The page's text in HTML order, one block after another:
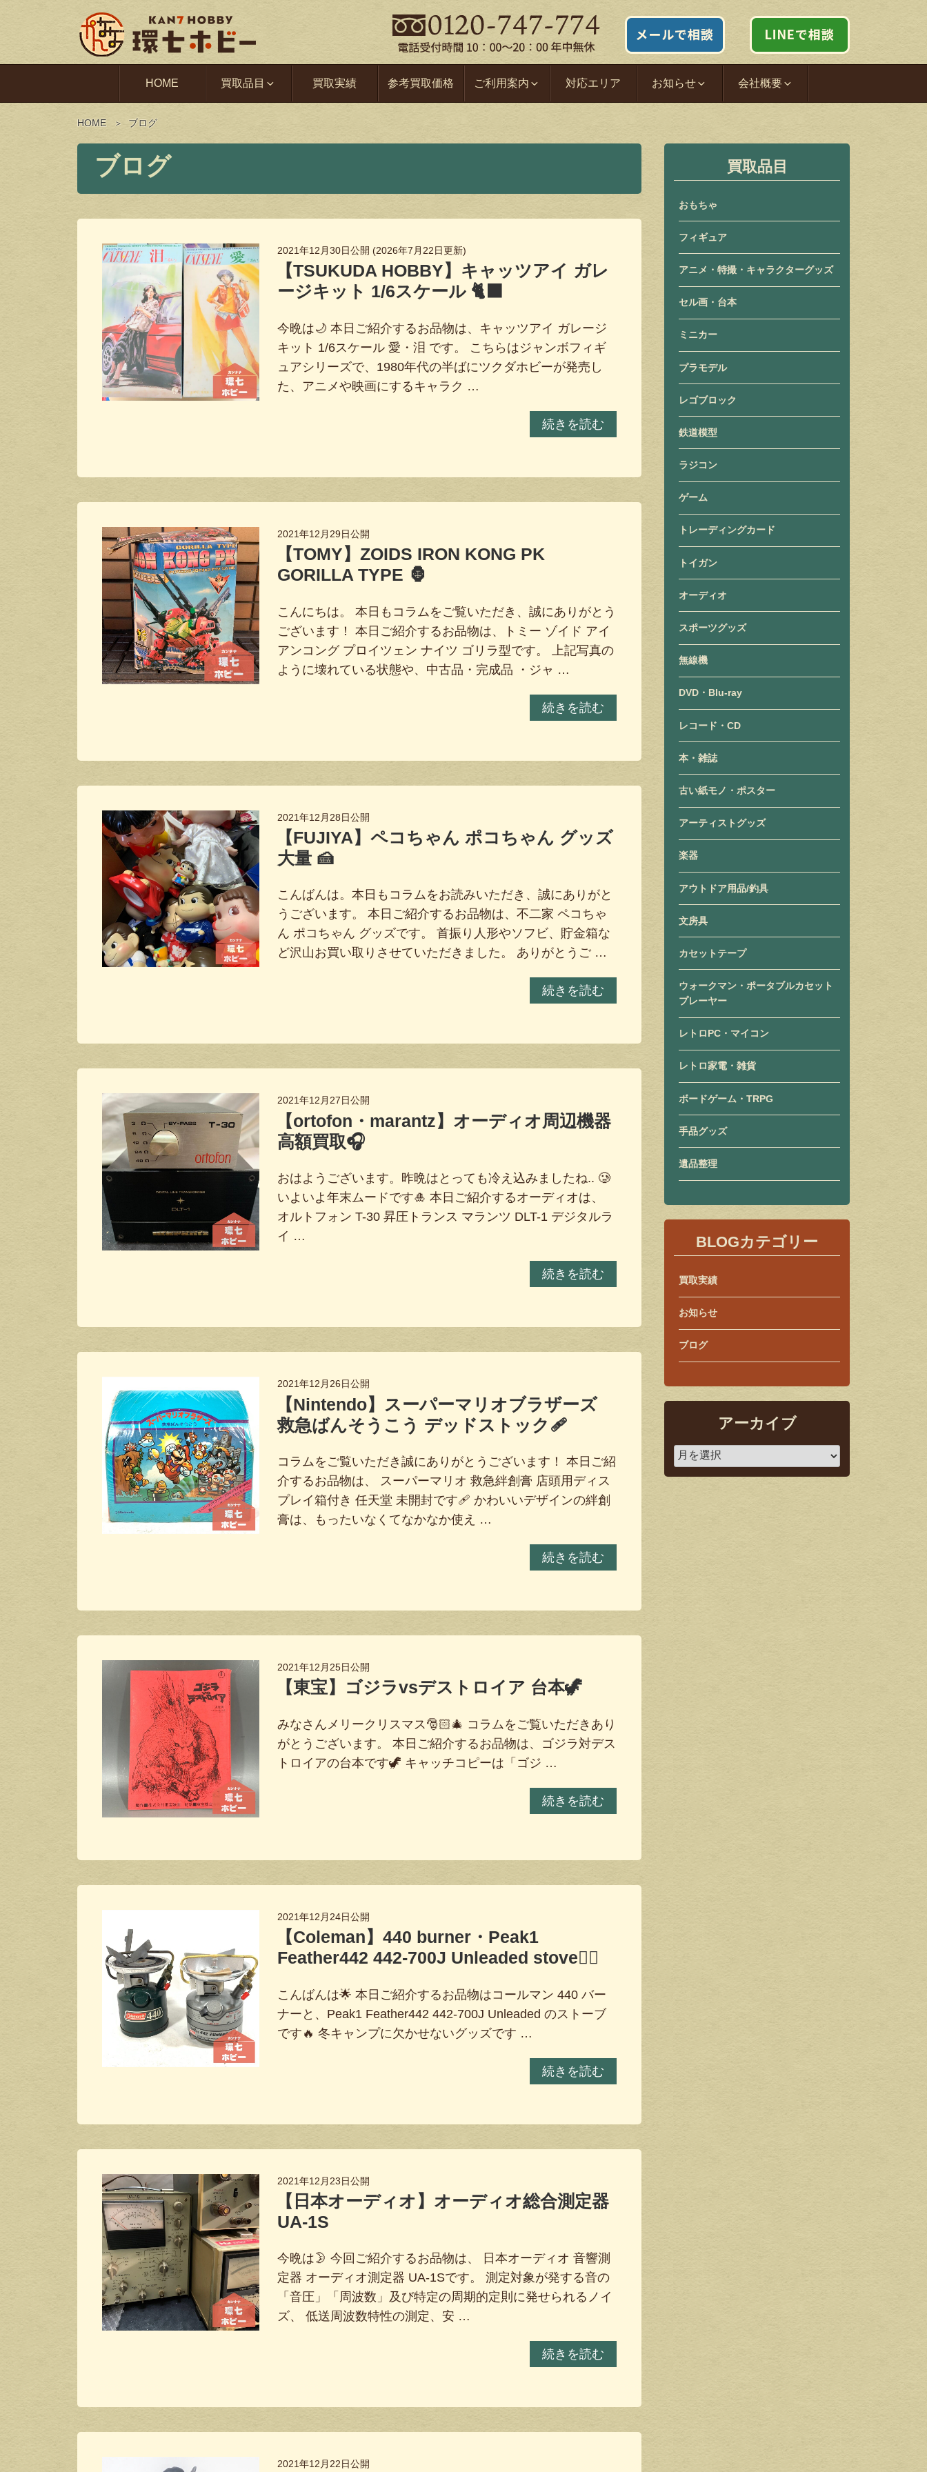
HOME 買取品目 買取実績 参考買取価格 ご利用案内 対応エリア お知らせ 会社概要
HOME ブログ
ブログ
2021年12月30日公開 (2026年7月22日更新)
【TSUKUDA HOBBY】キャッツアイ ガレ
ージキット 1/6スケール 🐈‍⬛
今晩は🌙 本日ご紹介するお品物は、キャッツアイ ガレージ
キット 1/6スケール 愛・泪 です。 こちらはジャンボフィギ
ュアシリーズで、1980年代の半ばにツクダホビーが発売し
た、アニメや映画にするキャラク …
続きを読む
2021年12月29日公開
【TOMY】ZOIDS IRON KONG PK
GORILLA TYPE 🦍
こんにちは。 本日もコラムをご覧いただき、誠にありがとう
ございます！ 本日ご紹介するお品物は、トミー ゾイド アイ
アンコング プロイツェン ナイツ ゴリラ型です。 上記写真の
ように壊れている状態や、中古品・完成品 ・ジャ …
続きを読む
2021年12月28日公開
【FUJIYA】ペコちゃん ポコちゃん グッズ
大量 🍰
こんばんは。本日もコラムをお読みいただき、誠にありがと
うございます。 本日ご紹介するお品物は、不二家 ペコちゃ
ん ポコちゃん グッズです。 首振り人形やソフビ、貯金箱な
ど沢山お買い取りさせていただきました。 ありがとうご …
続きを読む
2021年12月27日公開
【ortofon・marantz】オーディオ周辺機器
高額買取🎧
おはようございます。昨晩はとっても冷え込みましたね.. 🥲
いよいよ年末ムードです🎍 本日ご紹介するオーディオは、
オルトフォン T-30 昇圧トランス マランツ DLT-1 デジタルラ
イ …
続きを読む
2021年12月26日公開
【Nintendo】スーパーマリオブラザーズ
救急ばんそうこう デッドストック🩹
コラムをご覧いただき誠にありがとうございます！ 本日ご紹
介するお品物は、 スーパーマリオ 救急絆創膏 店頭用ディス
プレイ箱付き 任天堂 未開封です🩹 かわいいデザインの絆創
膏は、もったいなくてなかなか使え …
続きを読む
2021年12月25日公開
【東宝】ゴジラvsデストロイア 台本🦖
みなさんメリークリスマス🎅🏻🎄 コラムをご覧いただきあり
がとうございます。 本日ご紹介するお品物は、ゴジラ対デス
トロイアの台本です🦖 キャッチコピーは「ゴジ …
続きを読む
2021年12月24日公開
【Coleman】440 burner・Peak1
Feather442 442-700J Unleaded stove❤️‍🔥
こんばんは🌟 本日ご紹介するお品物はコールマン 440 バー
ナーと、Peak1 Feather442 442-700J Unleaded のストーブ
です🔥 冬キャンプに欠かせないグッズです …
続きを読む
2021年12月23日公開
【日本オーディオ】オーディオ総合測定器
UA-1S
今晩は🌛 今回ご紹介するお品物は、 日本オーディオ 音響測
定器 オーディオ測定器 UA-1Sです。 測定対象が発する音の
「音圧」「周波数」及び特定の周期的定則に発せられるノイ
ズ、 低送周波数特性の測定、安 …
続きを読む
2021年12月22日公開
買取品目
おもちゃ
フィギュア
アニメ・特撮・キャラクターグッズ
セル画・台本
ミニカー
プラモデル
レゴブロック
鉄道模型
ラジコン
ゲーム
トレーディングカード
トイガン
オーディオ
スポーツグッズ
無線機
DVD・Blu-ray
レコード・CD
本・雑誌
古い紙モノ・ポスター
アーティストグッズ
楽器
アウトドア用品/釣具
文房具
カセットテープ
ウォークマン・ポータブルカセット
プレーヤー
レトロPC・マイコン
レトロ家電・雑貨
ボードゲーム・TRPG
手品グッズ
遺品整理
BLOGカテゴリー
買取実績
お知らせ
ブログ
アーカイブ